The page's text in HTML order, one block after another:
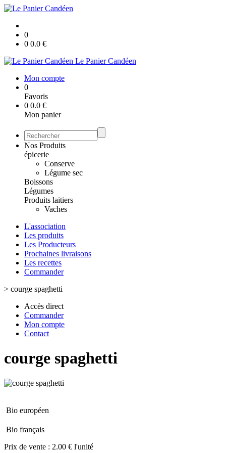
0
0 0.0 €
Le Panier Candéen
Mon compte
0
Favoris
0 0.0 €
Mon panier
Nos Produits
épicerie
Conserve
Légume sec
Boissons
Légumes
Produits laitiers
Vaches
L'association
Les produits
Les Producteurs
Prochaines livraisons
Les recettes
Commander
> courge spaghetti
Accès direct
Commander
Mon compte
Contact
courge spaghetti
Bio européen
Bio français
Prix de vente : 2.00 € l'unité